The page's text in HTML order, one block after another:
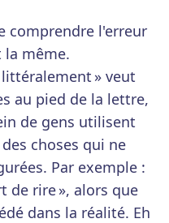
comprendre l'erreur
même.
» veut
au pied de la lettre,
de gens utilisent
choses qui ne
Par exemple :
de rire », alors que
dans la réalité. Eh